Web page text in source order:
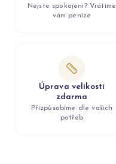
Nejste spokojeni? Vrátíme
vám peníze
Úprava velikosti
zdarma
Přizpůsobíme dle vašich
potřeb